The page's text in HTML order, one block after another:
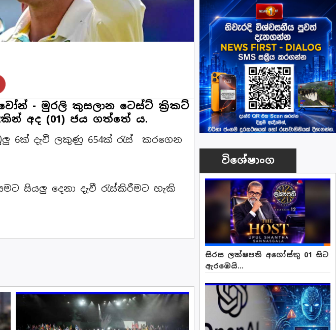
වෝන් - මුරලි කුසලාන ටෙස්ට් ක්‍රිකට්
අද (01) ජය ගත්තේ ය.
6ක් දැවී ලකුණු 654ක් රැස් කරගෙන
සියලු දෙනා දැවී රැස්කිරීමට හැකි
විශේෂාංග
සිරස ලක්ෂපති අගෝස්තු 01 සිට
ඇරඹෙයි...